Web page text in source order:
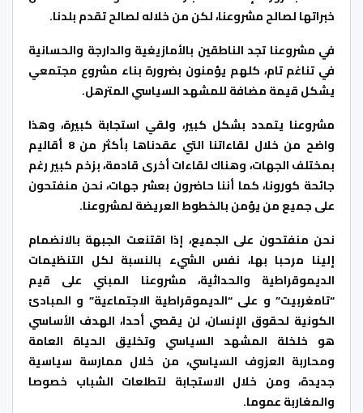
خبراتها لصالح مشروعنا، لكن من خلاله لصالح تقدم بلدنا.
في مشروعنا تجد الناطقين بالأمازيغية والدارجة والحسانية
في تناغم تام، كلهم يؤمنون بضرورة بناء مشروع مجتمعي
يشكل قيمة مضافة للمشهد السياسي المترهل.
مشروعنا يتمدد بشكل كبير، ولقي استجابة كبيرة، وهذا
واضح من خلال لقاءاتنا التي عقدناها بأكثر من 8 أقاليم
بمختلف الجهات، وهناك لقاءات أخرى قادمة، بزخم كبير رغم
جائحة كورونا، كما أننا حاضرون بعشر جهات، نحن منفتحون
على جميع من يؤمن بالخطوط العريضة لمشروعنا.
نحن منفتحون على الجميع، إذا اقتنعت الجبهة بالانضمام
إلينا مرحبا بها، نفس الشيء بالنسبة لكل التنظيمات
الديموقراطية والحداثية، مشروعنا المبني على قيم
“تامغربيت” و على “الديموقراطية الاجتماعية” و المبادئ
الكونية لحقوق الإنسان، لن يقصي أحدا، الهدف الأساسي
هو خلخلة المشهد السياسي وتخليق الحياة العامة
ومحاربة العزوف السياسي، من خلال ممارسة سياسية
جديدة، ومن خلال الاستجابة لتطلعات الشباب خصوصا
والمغاربة عموما.